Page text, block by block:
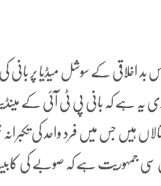
بد اخلاقی کے سوشل میڈیا پر
ہے کہ بانی پی ٹی آئی کے
ہیں جس میں فرد واحد کی
جمہوریت ہے کہ صوبے کی